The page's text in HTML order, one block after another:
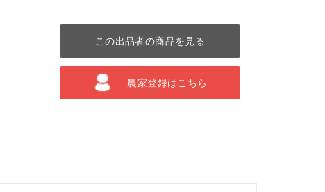
この出品者の商品を見る
農家登録はこちら